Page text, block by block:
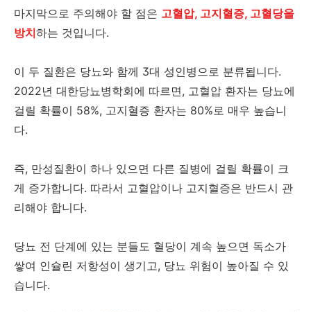
마지막으로 주의해야 할 점은 고혈압, 고지혈증, 고혈당을
방치하는 것입니다.
이 두 질환은 당뇨와 함께 3대 성인병으로 분류됩니다.
2022년 대한당뇨병학회에 따르면, 고혈압 환자는 당뇨에
걸릴 확률이 58%, 고지혈증 환자는 80%로 매우 높습니
다.
즉, 만성질환이 하나 있으면 다른 질병에 걸릴 확률이 크
게 증가합니다. 따라서 고혈압이나 고지혈증은 반드시 관
리해야 합니다.
당뇨 전 단계에 있는 분들도 혈당이 계속 높으면 독소가
쌓여 인슐린 저항성이 생기고, 당뇨 위험이 높아질 수 있
습니다.